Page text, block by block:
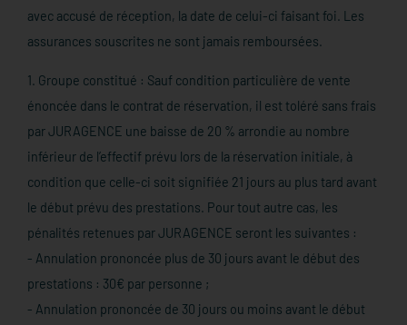
avec accusé de réception, la date de celui-ci faisant foi. Les
assurances souscrites ne sont jamais remboursées.
1. Groupe constitué : Sauf condition particulière de vente
énoncée dans le contrat de réservation, il est toléré sans frais
par JURAGENCE une baisse de 20 % arrondie au nombre
inférieur de l’effectif prévu lors de la réservation initiale, à
condition que celle-ci soit signifiée 21 jours au plus tard avant
le début prévu des prestations. Pour tout autre cas, les
pénalités retenues par JURAGENCE seront les suivantes :
- Annulation prononcée plus de 30 jours avant le début des
prestations : 30€ par personne ;
- Annulation prononcée de 30 jours ou moins avant le début